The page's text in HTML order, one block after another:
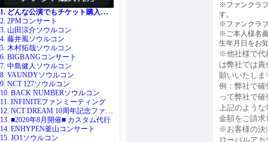
1. どんな公演でもチケット購入代行
2. 2PMコンサート
3. 山田涼介ソウルコン
4. 藤井風ソウルコン
5. 木村拓哉ソウルコン
6. BIGBANGコンサート
7. 中島健人ソウルコン
8. VAUNDYソウルコン
9. NCT 127ソウルコン
10. BACK NUMBERソウルコン
11. INFINITEファンミーティング
12. NCT DREAM 10周年記念ファンミ
13. ■2026年8月開催■ カスタム代行
14. ENHYPEN釜山コンサート
15. JO1ソウルコン
※ファンクラ
す。
※ファンクラ
※ご本人様名
生年月日をお
※他社様で代
は弊社では
願いいたしま
例：弊社で確
って弊社で
上記のような
金額をご請求
※お客様の決
ローバルア